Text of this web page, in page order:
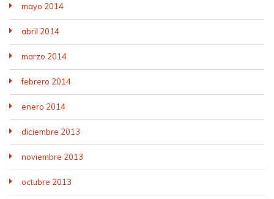
mayo 2014
abril 2014
marzo 2014
febrero 2014
enero 2014
diciembre 2013
noviembre 2013
octubre 2013